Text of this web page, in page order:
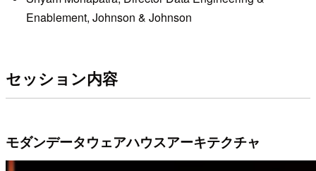
Enablement, Johnson & Johnson
セッション内容
モダンデータウェアハウスアーキテクチャ